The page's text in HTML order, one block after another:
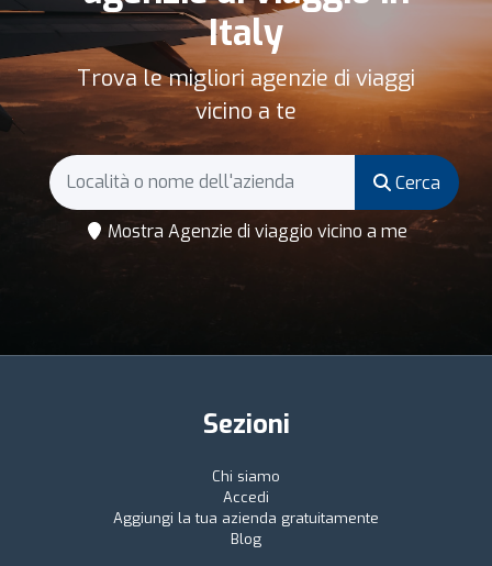
Italy
Trova le migliori agenzie di viaggi
vicino a te
Cerca
Mostra Agenzie di viaggio vicino a me
Sezioni
Chi siamo
Accedi
Aggiungi la tua azienda gratuitamente
Blog